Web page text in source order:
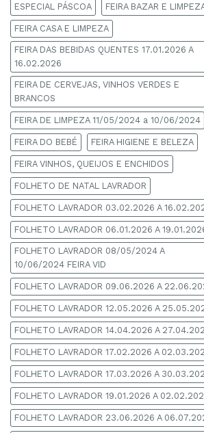
ESPECIAL PÁSCOA FEIRA BAZAR E
FEIRA CASA E LIMPEZA
FEIRA DAS BEBIDAS QUENTES 17.01.2026 A
16.02.2026
FEIRA DE CERVEJAS, VINHOS VERDES E
BRANCOS
FEIRA DE LIMPEZA 11/05/2024 a 10/06/2024
FEIRA DO BEBÉ FEIRA HIGIENE E BELEZA
FEIRA VINHOS, QUEIJOS E ENCHIDOS
FOLHETO DE NATAL LAVRADOR
FOLHETO LAVRADOR 03.02.2026 A
FOLHETO LAVRADOR 06.01.2026 A
FOLHETO LAVRADOR 08/05/2024 A
10/06/2024 FEIRA VID
FOLHETO LAVRADOR 09.06.2026 A
FOLHETO LAVRADOR 12.05.2026 A
FOLHETO LAVRADOR 14.04.2026 A
FOLHETO LAVRADOR 17.02.2026 A
FOLHETO LAVRADOR 17.03.2026 A
FOLHETO LAVRADOR 19.01.2026 A
FOLHETO LAVRADOR 23.06.2026 A